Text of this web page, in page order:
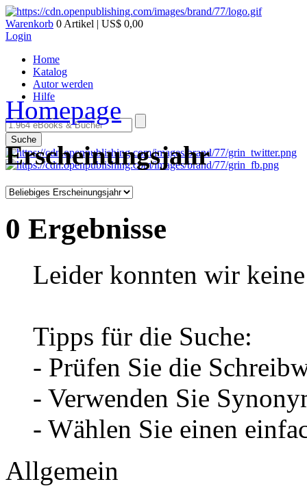
Warenkorb 0 Artikel | US$ 0,00
Login
Home
Katalog
Autor werden
Hilfe
Suche
Homepage
Erscheinungsjahr
0 Ergebnisse
Leider konnten wir
Tipps für die Suche:
- Prüfen Sie die
- Verwenden Sie
- Wählen Sie einen
Allgemein